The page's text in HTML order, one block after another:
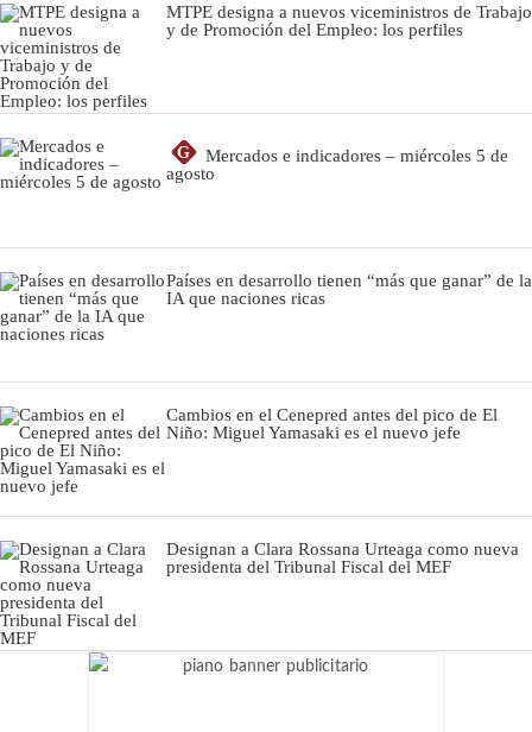
MTPE designa a nuevos viceministros de Trabajo
y de Promoción del Empleo: los perfiles
G
Mercados e indicadores – miércoles 5 de
agosto
Países en desarrollo tienen “más que ganar” de la
IA que naciones ricas
Cambios en el Cenepred antes del pico de El
Niño: Miguel Yamasaki es el nuevo jefe
Designan a Clara Rossana Urteaga como nueva
presidenta del Tribunal Fiscal del MEF